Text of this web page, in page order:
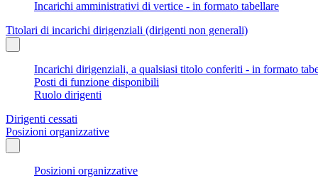
Incarichi amministrativi di vertice - in formato tabellare
Titolari di incarichi dirigenziali (dirigenti non generali)
Incarichi dirigenziali, a qualsiasi titolo conferiti - in formato
Posti di funzione disponibili
Ruolo dirigenti
Dirigenti cessati
Posizioni organizzative
Posizioni organizzative